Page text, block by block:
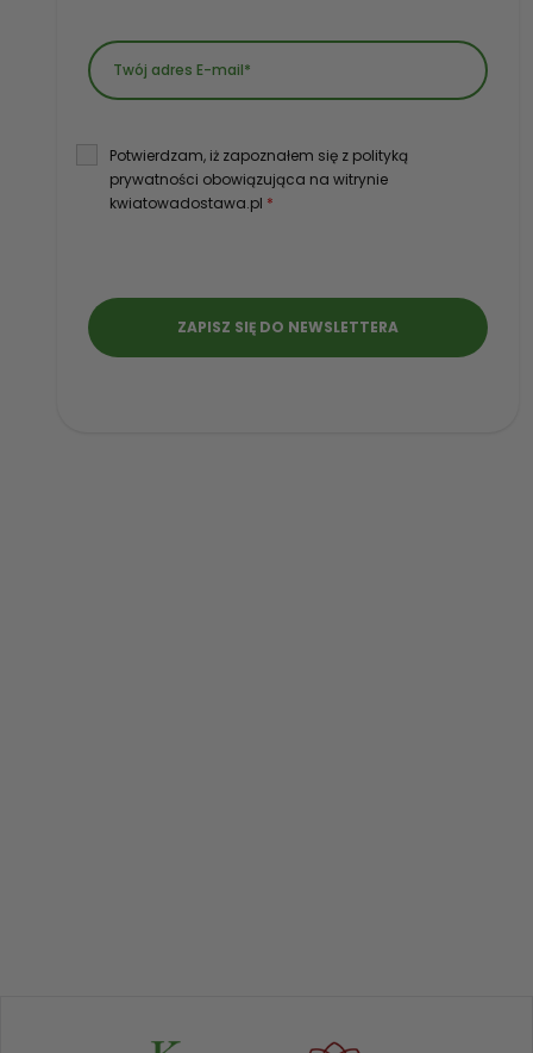
Potwierdzam, iż zapoznałem się z polityką
prywatności obowiązująca na witrynie
kwiatowadostawa.pl *